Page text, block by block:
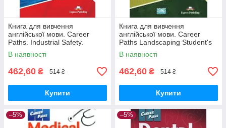
Книга для вивчення
англійської мови. Career
Paths. Industrial Safety.
Student's Book
В наявності
462,60 ₴ 514 ₴
Купити
Книга для вивчення
англійської мови. Career
Paths Landscaping Student's
Book
В наявності
462,60 ₴ 514 ₴
Купити
–5% –5%